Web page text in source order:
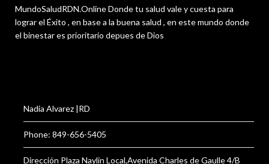
MundoSaludRDN.Online Donde tu salud vale y cuesta para
lograr el Éxito , en base a la buena salud , en este mundo donde
el binestar es prioritario depues de Dios
Nadia Alvarez |RD
Phone: 849-656-5405
Dirección Plaza Naylin Local,Avenida Charles de Gaulle 4/B